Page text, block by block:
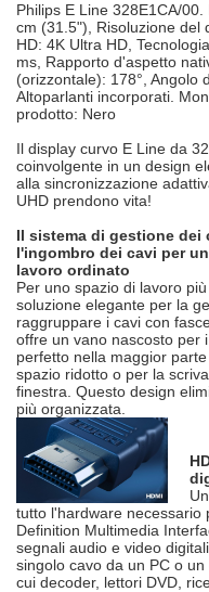
Philips E Line 328E1CA/
cm (31.5"), Risoluzione del
HD: 4K Ultra HD,
ms, Rapporto d'aspetto
(orizzontale): 178°, Angolo
Altoparlanti incorporati.
prodotto: Nero
Il display curvo E Line da
coinvolgente in un design
alla sincronizzazione
UHD prendono vita!
Il sistema di gestione dei
l'ingombro dei cavi per
lavoro ordinato
Per uno spazio di lavoro
soluzione elegante per la
raggruppare i cavi con
offre un vano nascosto per
perfetto nella maggior
spazio ridotto o per la
finestra. Questo design
più organizzata.
tutto l'hardware necessario
Definition Multimedia
segnali audio e video
singolo cavo da un PC o
cui decoder, lettori DVD,